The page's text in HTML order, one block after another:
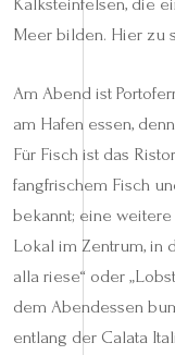
Meer bilden. Hier zu
Am Abend ist
am Hafen essen,
Für Fisch ist das
fangfrischem Fisch
bekannt; eine
Lokal im Zentrum, in
alla riese“ oder
dem Abendessen
entlang der Calata